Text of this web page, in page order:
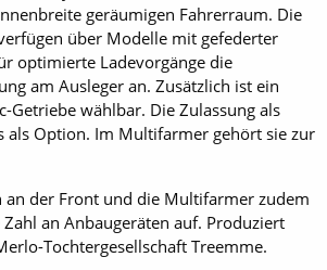
geräumigen Fahrerraum. Die
über Modelle mit gefederter
optimierte Ladevorgänge die
am Ausleger an. Zusätzlich ist ein
Getriebe wählbar. Die Zulassung als
als Option. Im Multifarmer gehört sie zur
an der Front und die Multifarmer zudem
an Anbaugeräten auf. Produziert
Tochtergesellschaft Treemme.